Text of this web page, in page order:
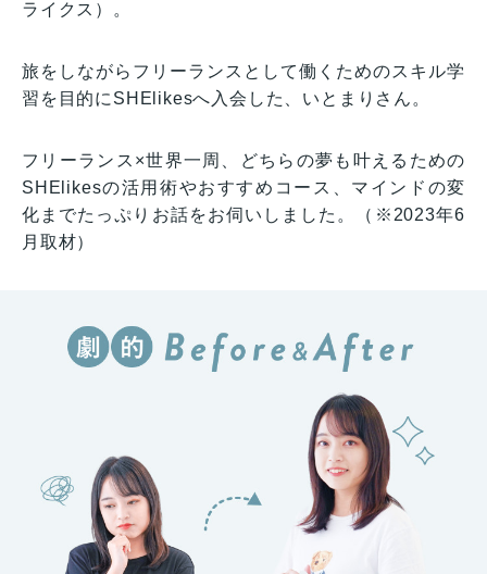
ライクス）。
旅をしながらフリーランスとして働くためのスキル学
習を目的にSHElikesへ入会した、いとまりさん。
フリーランス×世界一周、どちらの夢も叶えるための
SHElikesの活用術やおすすめコース、マインドの変
化までたっぷりお話をお伺いしました。（※2023年6
月取材）